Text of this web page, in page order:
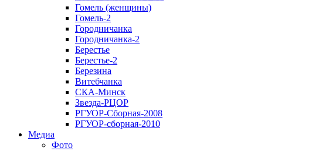
Гомель (женщины)
Гомель-2
Городничанка
Городничанка-2
Берестье
Берестье-2
Березина
Витебчанка
СКА-Минск
Звезда-РЦОР
РГУОР-Сборная-2008
РГУОР-сборная-2010
Медиа
Фото